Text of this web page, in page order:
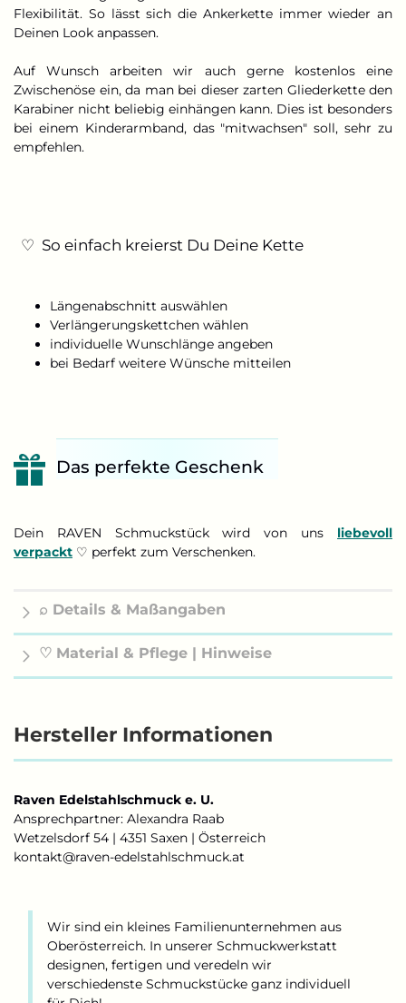
Flexibilität. So lässt sich die Ankerkette immer wieder an
Deinen Look anpassen.
Auf Wunsch arbeiten wir auch gerne kostenlos eine
Zwischenöse ein, da man bei dieser zarten Gliederkette den
Karabiner nicht beliebig einhängen kann. Dies ist besonders
bei einem Kinderarmband, das "mitwachsen" soll, sehr zu
empfehlen.
♡ So einfach kreierst Du Deine Kette
Längenabschnitt auswählen
Verlängerungskettchen wählen
individuelle Wunschlänge angeben
bei Bedarf weitere Wünsche mitteilen
Das perfekte Geschenk
Dein RAVEN Schmuckstück wird von uns liebevoll
verpackt ♡ perfekt zum Verschenken.
⌕ Details & Maßangaben
♡ Material & Pflege | Hinweise
Hersteller Informationen
Raven Edelstahlschmuck e. U.
Ansprechpartner: Alexandra Raab
Wetzelsdorf 54 | 4351 Saxen | Österreich
kontakt@raven-edelstahlschmuck.at
Wir sind ein kleines Familienunternehmen aus
Oberösterreich. In unserer Schmuckwerkstatt
designen, fertigen und veredeln wir
verschiedenste Schmuckstücke ganz individuell